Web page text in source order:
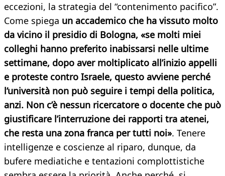
eccezioni, la strategia del “contenimento pacifico”.
Come spiega un accademico che ha vissuto molto
da vicino il presidio di Bologna, «se molti miei
colleghi hanno preferito inabissarsi nelle ultime
settimane, dopo aver moltiplicato all’inizio appelli
e proteste contro Israele, questo avviene perché
l’università non può seguire i tempi della politica,
anzi. Non c’è nessun ricercatore o docente che può
giustificare l’interruzione dei rapporti tra atenei,
che resta una zona franca per tutti noi». Tenere
intelligenze e coscienze al riparo, dunque, da
bufere mediatiche e tentazioni complottistiche